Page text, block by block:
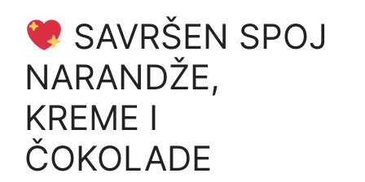
SAVRŠEN SPOJ
NARANDŽE,
KREME I
ČOKOLADE